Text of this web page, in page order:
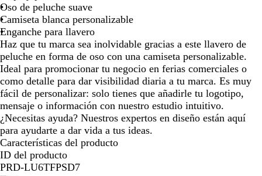
c
o
Oso de peluche suave
Camiseta blanca personalizable
Enganche para llavero
Haz que tu marca sea inolvidable gracias a este llavero de
peluche en forma de oso con una camiseta personalizable.
Ideal para promocionar tu negocio en ferias comerciales o
como detalle para dar visibilidad diaria a tu marca. Es muy
fácil de personalizar: solo tienes que añadirle tu logotipo,
mensaje o información con nuestro estudio intuitivo.
¿Necesitas ayuda? Nuestros expertos en diseño están aquí
para ayudarte a dar vida a tus ideas.
Características del producto
ID del producto
PRD-LU6TFPSD7